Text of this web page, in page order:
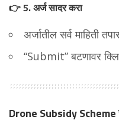
👉 5. अर्ज सादर करा
अर्जातील सर्व माहिती
“Submit” बटणावर
Drone Subsidy Scheme